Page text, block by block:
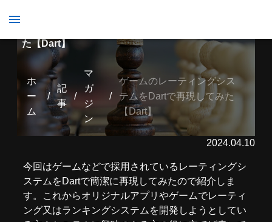
た【Dart】
ホ
ー
ム
/
記
事
/
マ
ガ
ジ
ン
/
ゲームのレーティングシス
テムをDartで再現してみた
【Dart】
2024.04.10
今回はゲームなどで採用されているレーティングシ
ステムをDartで簡潔に再現してみたので紹介しま
す。これからオリジナルアプリやゲームでレーティ
ング又はランキングシステムを開発しようとしてい